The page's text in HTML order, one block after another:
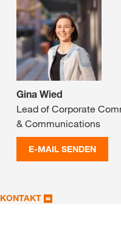
Gina Wied
Lead of Corporate
& Communications
E-MAIL SENDEN
KONTAKT